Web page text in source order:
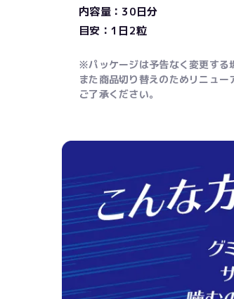
内容量：30日分
目安：1日2粒
※パッケージは予告なく変更する
また商品切り替えのためリニュ
ご了承ください。